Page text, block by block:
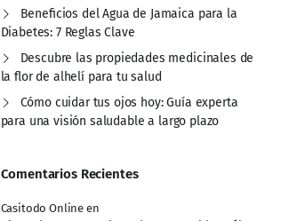
Beneficios del Agua de Jamaica para la
Diabetes: 7 Reglas Clave
Descubre las propiedades medicinales de
la flor de alhelí para tu salud
Cómo cuidar tus ojos hoy: Guía experta
para una visión saludable a largo plazo
Comentarios Recientes
Casitodo Online en